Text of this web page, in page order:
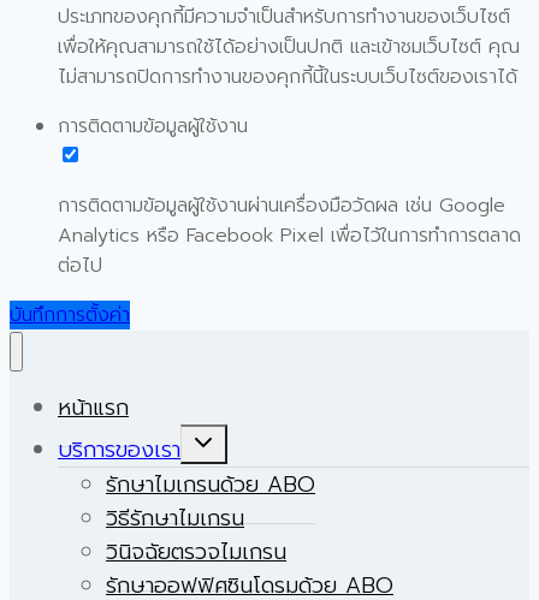
ประเภทของคุกกี้มีความจำเป็นสำหรับการทำงานของเว็บไซต์
เพื่อให้คุณสามารถใช้ได้อย่างเป็นปกติ และเข้าชมเว็บไซต์ คุณ
ไม่สามารถปิดการทำงานของคุกกี้นี้ในระบบเว็บไซต์ของเราได้
การติดตามข้อมูลผู้ใช้งาน
การติดตามข้อมูลผู้ใช้งานผ่านเครื่องมือวัดผล เช่น Google
Analytics หรือ Facebook Pixel เพื่อไว้ในการทำการตลาด
ต่อไป
บันทึกการตั้งค่า
หน้าแรก
บริการของเรา
Expand
child
menu
รักษาไมเกรนด้วย ABO
วิธีรักษาไมเกรน
วินิจฉัยตรวจไมเกรน
รักษาออฟฟิศซินโดรมด้วย ABO